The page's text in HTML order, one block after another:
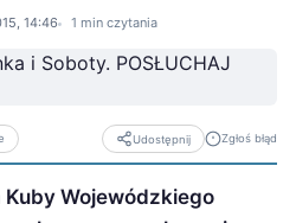
14:46 1 min czytania
Udostępnij Zgłoś błąd
Wojewódzkiego